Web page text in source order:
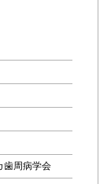
歯周病学会